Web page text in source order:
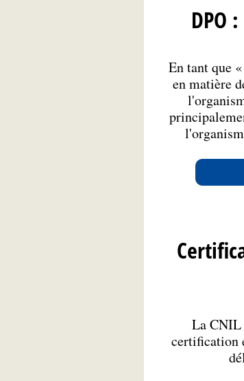
DPO
En tant que
en matière
La CNIL
certification